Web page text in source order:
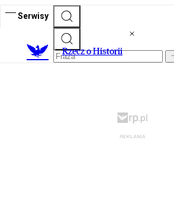
Serwisy
Rzecz o Historii